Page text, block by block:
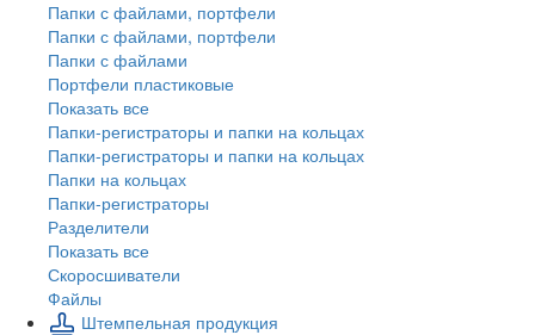
Папки с файлами, портфели
Папки с файлами, портфели
Папки с файлами
Портфели пластиковые
Показать все
Папки-регистраторы и папки на кольцах
Папки-регистраторы и папки на кольцах
Папки на кольцах
Папки-регистраторы
Разделители
Показать все
Скоросшиватели
Файлы
Штемпельная продукция